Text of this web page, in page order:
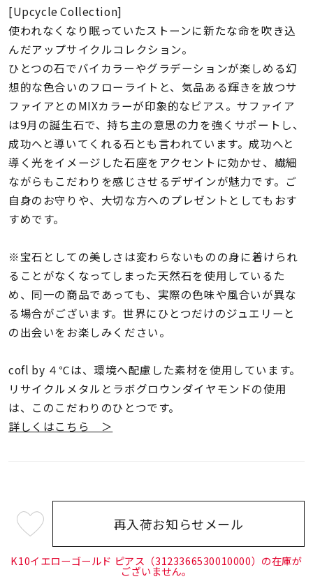
着用シーン
コレクション
レディース
リングサイズ
～
メンズ
リングサイズ
～
価格 ¥0
在庫 在庫ありのみ すべて表示
[Upcycle Collection]
使われなくなり眠っていたストーンに新たな命を吹き込
んだアップサイクルコレクション。
ひとつの石でバイカラーやグラデーションが楽しめる幻
想的な色合いのフローライトと、気品ある輝きを放つサ
ファイアとのMIXカラーが印象的なピアス。サファイア
は9月の誕生石で、持ち主の意思の力を強くサポートし、
成功へと導いてくれる石とも言われています。成功へと
導く光をイメージした石座をアクセントに効かせ、繊細
ながらもこだわりを感じさせるデザインが魅力です。ご
自身のお守りや、大切な方へのプレゼントとしてもおす
すめです。
※宝石としての美しさは変わらないものの身に着けられ
ることがなくなってしまった天然石を使用しているた
め、同一の商品であっても、実際の色味や風合いが異な
る場合がございます。世界にひとつだけのジュエリーと
の出会いをお楽しみください。
cofl by ４℃は、環境へ配慮した素材を使用しています。
リサイクルメタルとラボグロウンダイヤモンドの使用
は、このこだわりのひとつです。
詳しくはこちら ＞
¥26,400 (tax
in)
再入荷お知らせメール
K10イエローゴールド ピアス（3123366530010000）の在庫が
ございません。